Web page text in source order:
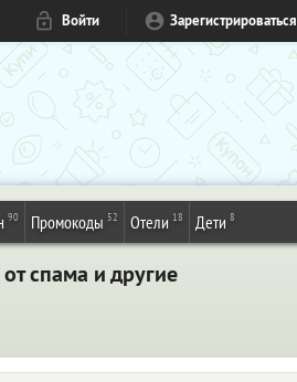
Войти Зарегистрироваться
90 Промокоды 52 Отели 18 Дети 8
спама и другие